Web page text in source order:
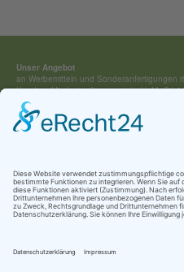
Unser Angebot
an Werbemitteln und Sonderan­fertigungen
Kunden. Mindestauftragswert (exkl. MwSt)
sondern fertigen jedes Werbemittel
Kontakt:
Tel.: +49 (0) 4154 / 7 95 40-0
Erfahren Sie mehr überunsere Geschichte
und lernen Sieunsere WerteundKataloge